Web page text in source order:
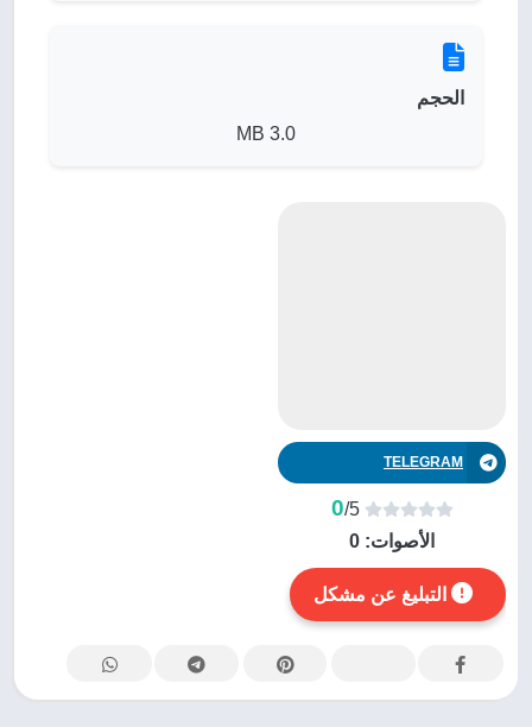
الحجم
3.0 MB
TELEGRAM
0/5
الأصوات: 0
التبليغ عن مشكل